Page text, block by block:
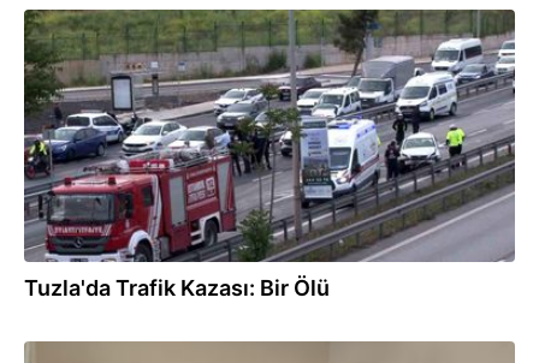
11.05.2025
Tuzla'da Trafik Kazası: Bir Ölü